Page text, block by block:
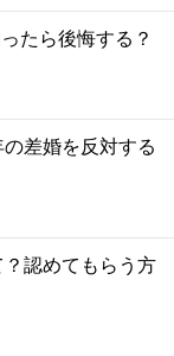
たら後悔する？
差婚を反対する
認めてもらう方